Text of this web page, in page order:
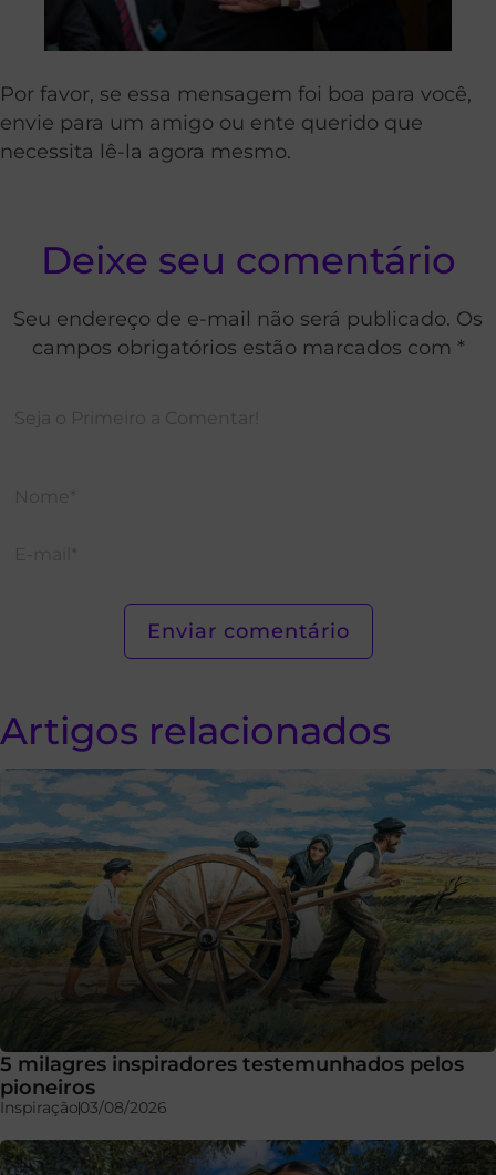
Por favor, se essa mensagem foi boa para você,
envie para um amigo ou ente querido que
necessita lê-la agora mesmo.
Deixe seu comentário
Seu endereço de e-mail não será publicado. Os
campos obrigatórios estão marcados com *
Artigos relacionados
5 milagres inspiradores testemunhados pelos
pioneiros
Inspiração03/08/2026